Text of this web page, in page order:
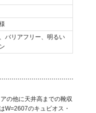
バリアフリー、明るい
の他に天井高までの靴収
W=2607のキュビオス・